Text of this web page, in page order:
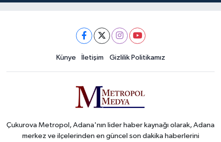
Künye İletişim Gizlilik Politikamız
Çukurova Metropol, Adana'nın lider haber kaynağı olarak, Adana
merkez ve ilçelerinden en güncel son dakika haberlerini